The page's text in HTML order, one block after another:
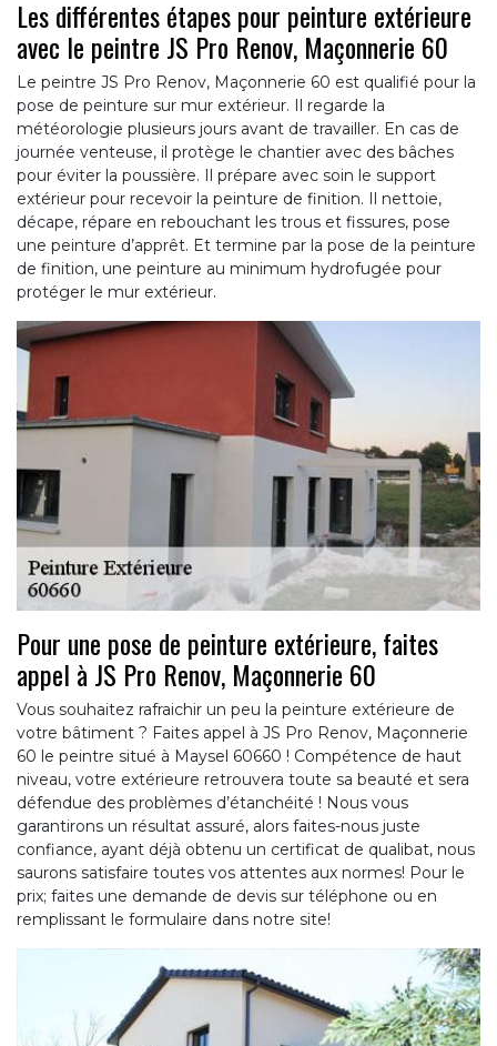
Les différentes étapes pour peinture extérieure
avec le peintre JS Pro Renov, Maçonnerie 60
Le peintre JS Pro Renov, Maçonnerie 60 est qualifié pour la
pose de peinture sur mur extérieur. Il regarde la
météorologie plusieurs jours avant de travailler. En cas de
journée venteuse, il protège le chantier avec des bâches
pour éviter la poussière. Il prépare avec soin le support
extérieur pour recevoir la peinture de finition. Il nettoie,
décape, répare en rebouchant les trous et fissures, pose
une peinture d’apprêt. Et termine par la pose de la peinture
de finition, une peinture au minimum hydrofugée pour
protéger le mur extérieur.
Pour une pose de peinture extérieure, faites
appel à JS Pro Renov, Maçonnerie 60
Vous souhaitez rafraichir un peu la peinture extérieure de
votre bâtiment ? Faites appel à JS Pro Renov, Maçonnerie
60 le peintre situé à Maysel 60660 ! Compétence de haut
niveau, votre extérieure retrouvera toute sa beauté et sera
défendue des problèmes d’étanchéité ! Nous vous
garantirons un résultat assuré, alors faites-nous juste
confiance, ayant déjà obtenu un certificat de qualibat, nous
saurons satisfaire toutes vos attentes aux normes! Pour le
prix; faites une demande de devis sur téléphone ou en
remplissant le formulaire dans notre site!